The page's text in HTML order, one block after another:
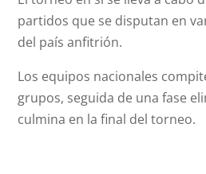
partidos que se disputan en
del país anfitrión.
Los equipos nacionales
grupos, seguida de una fase
culmina en la final del torneo.